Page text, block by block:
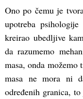
Ono po čemu je
upotreba
kreirao ubedljive
da razumemo
masa, onda
masa ne mora ni
određenih granica,